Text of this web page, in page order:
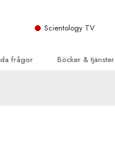
Scientology TV
frågor
organisationer
Böcker & tjänster